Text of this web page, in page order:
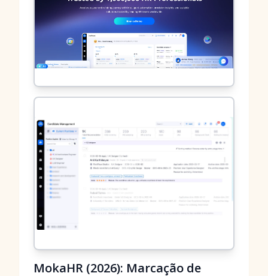
MokaHR (2026): Marcação de